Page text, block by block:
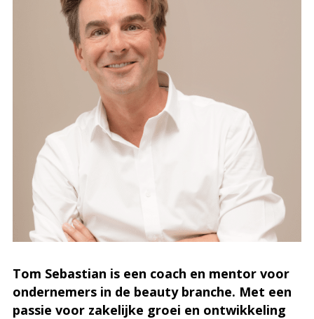
Tom Sebastian is een coach en mentor voor
ondernemers in de beauty branche. Met een
passie voor zakelijke groei en ontwikkeling